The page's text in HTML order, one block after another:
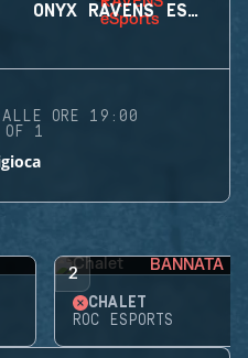
ONYX RAVENS ESPORTS
ORE 19:00
OF 1
2 BANNATA
CHALET
ROC ESPORTS